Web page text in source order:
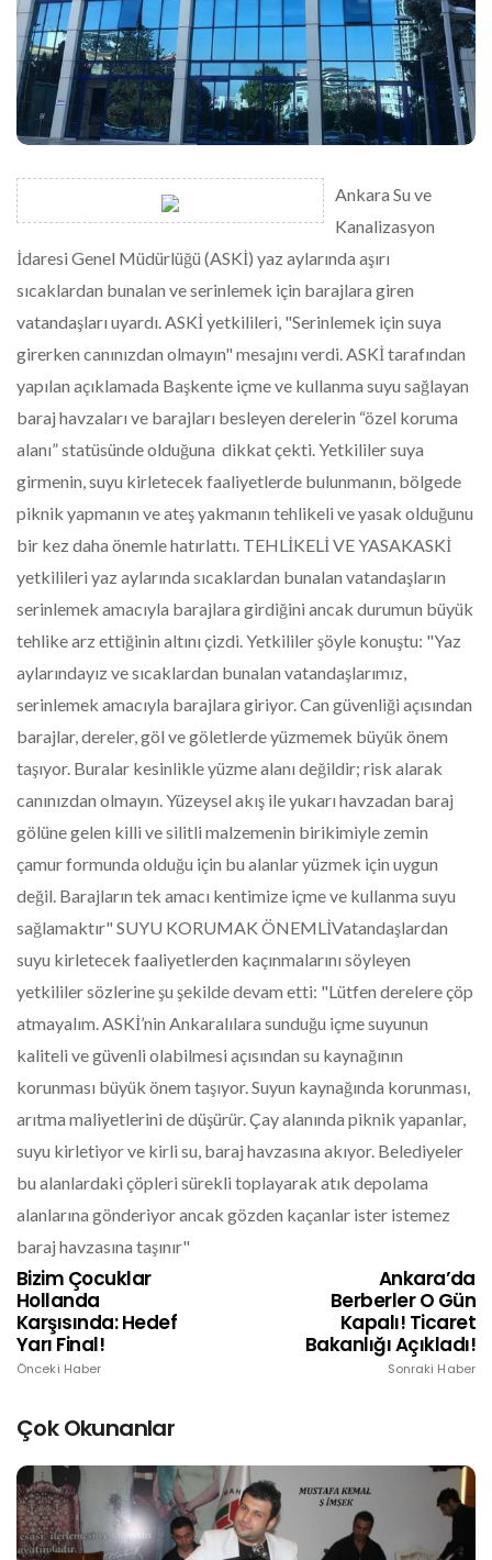
Ankara Su ve
Kanalizasyon
İdaresi Genel Müdürlüğü (ASKİ) yaz aylarında aşırı
sıcaklardan bunalan ve serinlemek için barajlara giren
vatandaşları uyardı. ASKİ yetkilileri, "Serinlemek için suya
girerken canınızdan olmayın" mesajını verdi. ASKİ tarafından
yapılan açıklamada Başkente içme ve kullanma suyu sağlayan
baraj havzaları ve barajları besleyen derelerin “özel koruma
alanı” statüsünde olduğuna dikkat çekti. Yetkililer suya
girmenin, suyu kirletecek faaliyetlerde bulunmanın, bölgede
piknik yapmanın ve ateş yakmanın tehlikeli ve yasak olduğunu
bir kez daha önemle hatırlattı. TEHLİKELİ VE YASAKASKİ
yetkilileri yaz aylarında sıcaklardan bunalan vatandaşların
serinlemek amacıyla barajlara girdiğini ancak durumun büyük
tehlike arz ettiğinin altını çizdi. Yetkililer şöyle konuştu: "Yaz
aylarındayız ve sıcaklardan bunalan vatandaşlarımız,
serinlemek amacıyla barajlara giriyor. Can güvenliği açısından
barajlar, dereler, göl ve göletlerde yüzmemek büyük önem
taşıyor. Buralar kesinlikle yüzme alanı değildir; risk alarak
canınızdan olmayın. Yüzeysel akış ile yukarı havzadan baraj
gölüne gelen killi ve silitli malzemenin birikimiyle zemin
çamur formunda olduğu için bu alanlar yüzmek için uygun
değil. Barajların tek amacı kentimize içme ve kullanma suyu
sağlamaktır" SUYU KORUMAK ÖNEMLİVatandaşlardan
suyu kirletecek faaliyetlerden kaçınmalarını söyleyen
yetkililer sözlerine şu şekilde devam etti: "Lütfen derelere çöp
atmayalım. ASKİ’nin Ankaralılara sunduğu içme suyunun
kaliteli ve güvenli olabilmesi açısından su kaynağının
korunması büyük önem taşıyor. Suyun kaynağında korunması,
arıtma maliyetlerini de düşürür. Çay alanında piknik yapanlar,
suyu kirletiyor ve kirli su, baraj havzasına akıyor. Belediyeler
bu alanlardaki çöpleri sürekli toplayarak atık depolama
alanlarına gönderiyor ancak gözden kaçanlar ister istemez
baraj havzasına taşınır"
Bizim Çocuklar
Hollanda
Karşısında: Hedef
Yarı Final!
Önceki Haber
Ankara’da
Berberler O Gün
Kapalı! Ticaret
Bakanlığı Açıkladı!
Sonraki Haber
Çok Okunanlar